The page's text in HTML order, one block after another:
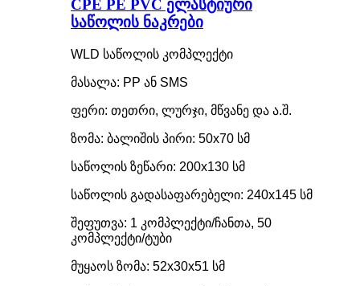
CPE PE PVC ელასტიური
საწოლის ნაკრები
WLD საწოლის კომპლექტი
მასალა: PP ან SMS
ფერი: თეთრი, ლურჯი, მწვანე და ა.შ.
ზომა: ბალიშის პირი: 50x70 სმ
საწოლის ზეწარი: 200x130 სმ
საწოლის გადასაფარებელი: 240x145 სმ
შეფუთვა: 1 კომპლექტი/ჩანთა, 50
კომპლექტი/ტუბი
მუყაოს ზომა: 52x30x51 სმ